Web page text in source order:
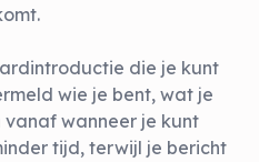
die je kunt
wie je bent, wat je
vanaf wanneer je kunt
tijd, terwijl je bericht